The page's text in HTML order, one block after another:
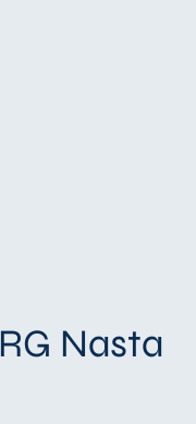
Nasta